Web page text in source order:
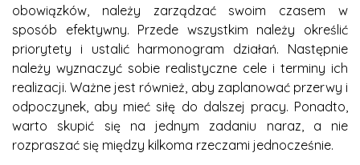
obowiązków, należy zarządzać swoim czasem w
sposób efektywny. Przede wszystkim należy określić
priorytety i ustalić harmonogram działań. Następnie
należy wyznaczyć sobie realistyczne cele i terminy ich
realizacji. Ważne jest również, aby zaplanować przerwy i
odpoczynek, aby mieć siłę do dalszej pracy. Ponadto,
warto skupić się na jednym zadaniu naraz, a nie
rozpraszać się między kilkoma rzeczami jednocześnie.